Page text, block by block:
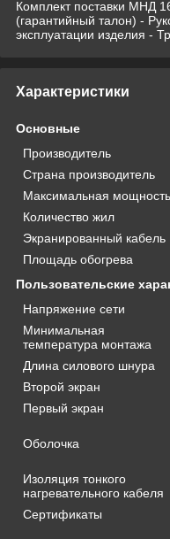
Комплект поставки МНД
(гарантийный талон) -
эксплуатации изделия -
Характеристики
Основные
Производитель
Страна производитель
Максимальная мощность
Количество жил
Экранированный кабель
Площадь обогрева
Пользовательские
Напряжение сети
Минимальная
температура монтажа
Длина силового шнура
Второй экран
Первый экран
Оболочка
Изоляция тонкого
нагревательного кабеля
Сертификаты